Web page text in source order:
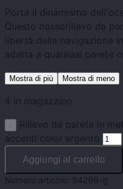
Porta il dinamismo
Questo bassorilievo da
libertà della navigazione
adatta a qualsiasi parete
Mostra di più Mostra di meno
4 in magazzino
Rilievo da parete in
accenti color argento
Aggiungi al carrello
Numero articolo: 84266-g